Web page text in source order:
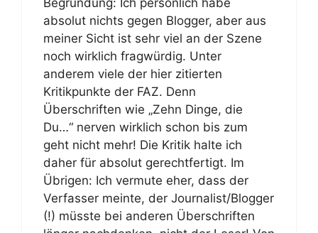
absolut nichts gegen Blogger, aber aus
meiner Sicht ist sehr viel an der Szene
noch wirklich fragwürdig. Unter
anderem viele der hier zitierten
Kritikpunkte der FAZ. Denn
Überschriften wie „Zehn Dinge, die
Du…“ nerven wirklich schon bis zum
geht nicht mehr! Die Kritik halte ich
daher für absolut gerechtfertigt. Im
Übrigen: Ich vermute eher, dass der
Verfasser meinte, der Journalist/Blogger
(!) müsste bei anderen Überschriften